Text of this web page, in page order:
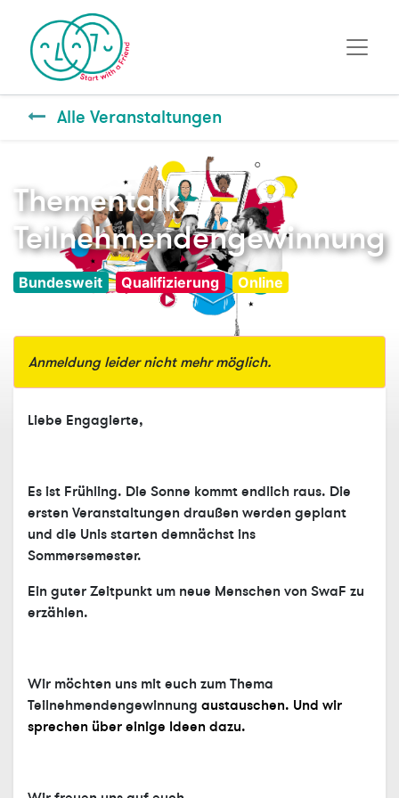
Alle Veranstaltungen
Thementalk
Teilnehmendengewinnung
Bundesweit Qualifizierung Online
Anmeldung leider nicht mehr möglich.
Liebe Engagierte,
Es ist Frühling. Die Sonne kommt endlich raus. Die
ersten Veranstaltungen draußen werden geplant
und die Unis starten demnächst ins
Sommersemester.
Ein guter Zeitpunkt um neue Menschen von SwaF zu
erzählen.
Wir möchten uns mit euch zum Thema
Teilnehmendengewinnung austauschen. Und wir
sprechen übereinige Ideen dazu.